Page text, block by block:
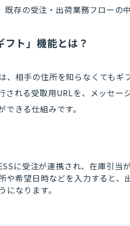
存の受注・出荷業務フローの
ト」機能とは？
、相手の住所を知らなくてもギ
される受取用URLを、メッセー
きる仕組みです。
に受注が連携され、在庫引当が
希望日時などを入力すると、
なります。